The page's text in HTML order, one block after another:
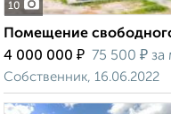
10
Помещение
4 000 000 ₽ 75 500 ₽ за
Собственник, 16.06.2022